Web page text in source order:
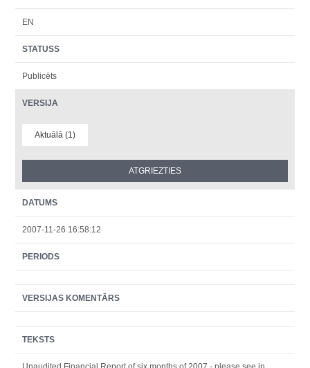
EN
STATUSS
Publicēts
VERSIJA
Aktuālā (1)
DATUMS
2007-11-26 16:58:12
PERIODS
VERSIJAS KOMENTĀRS
TEKSTS